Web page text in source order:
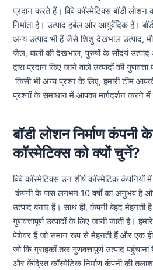
प्रदान करते हैं। विवे कॉस्मेटिक्स बॉडी लोशन
निर्माता है। उत्पाद हर्बल और आयुर्वेदिक हैं।
अन्य उत्पाद भी हैं जैसे शिशु देखभाल उत्पाद,
जैल, बालों की देखभाल, पुरुषों के सौंदर्य
द्वारा प्रदान किए जाने वाले उत्पादों की
किसी भी अन्य प्रश्न के लिए, हमारी टीम
प्रश्नों के समाधान में आपका मार्गदर्शन करने
बॉडी लोशन निर्माण कंपनी
कॉस्मेटिक्स को क्यों चुनें?
विवे कॉस्मेटिक्स उन शीर्ष कॉस्मेटिक
कंपनी के पास लगभग 10 वर्षों का अनुभव है
उत्पाद बनाए हैं। साथ ही, कंपनी बेहद
गुणवत्तापूर्ण उत्पादों के लिए जानी जाती है।
पेशेवर हैं जो समान रूप से मेहनती हैं और एक ही
जो कि ग्राहकों तक गुणवत्तापूर्ण उत्पाद
और केंद्रित कॉस्मेटिक निर्माण कंपनी की